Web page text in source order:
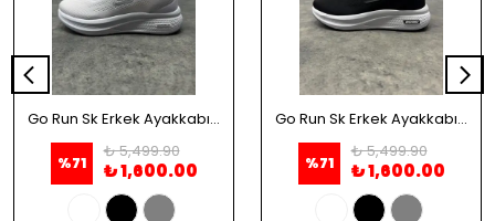
Go Run Sk Erkek Ayakkabı - Beyaz
%71
₺ 5,499.90
₺ 1,600.00
Go Run Sk Erkek Ayakkabı - Siyah
%71
₺ 5,499.90
₺ 1,600.00